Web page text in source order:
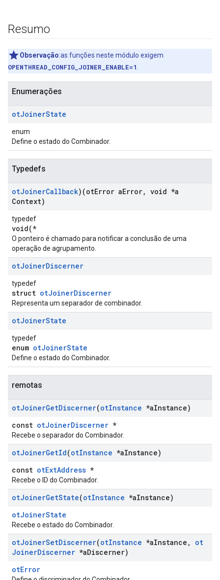
Resumo
Observação:as funções neste módulo exigem
OPENTHREAD_CONFIG_JOINER_ENABLE=1
Enumerações
otJoinerState
enum
Define o estado do Combinador.
Typedefs
otJoinerCallback)(otError aError, void *a
Context)
typedef
void(*
O ponteiro é chamado para notificar a conclusão de uma
operação de agrupamento.
otJoinerDiscerner
typedef
struct otJoinerDiscerner
Representa um separador de combinador.
otJoinerState
typedef
enum otJoinerState
Define o estado do Combinador.
remotas
otJoinerGetDiscerner(otInstance *aInstance)
const otJoinerDiscerner *
Recebe o separador do Combinador.
otJoinerGetId(otInstance *aInstance)
const otExtAddress *
Recebe o ID do Combinador.
otJoinerGetState(otInstance *aInstance)
otJoinerState
Recebe o estado do Combinador.
otJoinerSetDiscerner(otInstance *aInstance ,
ot
JoinerDiscerner *aDiscerner)
otError